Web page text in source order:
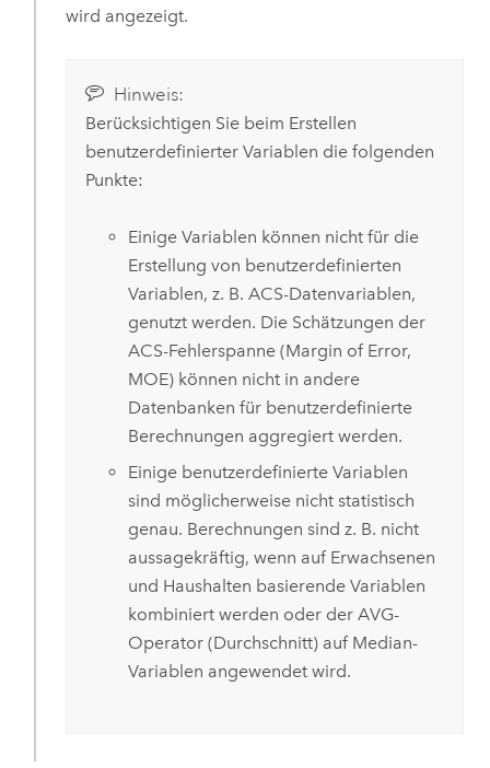
wird angezeigt.
Hinweis:
Berücksichtigen Sie beim Erstellen
benutzerdefinierter Variablen die folgenden
Punkte:
Einige Variablen können nicht für die
Erstellung von benutzerdefinierten
Variablen, z. B. ACS-Datenvariablen,
genutzt werden. Die Schätzungen der
ACS-Fehlerspanne (Margin of Error,
MOE) können nicht in andere
Datenbanken für benutzerdefinierte
Berechnungen aggregiert werden.
Einige benutzerdefinierte Variablen
sind möglicherweise nicht statistisch
genau. Berechnungen sind z. B. nicht
aussagekräftig, wenn auf Erwachsenen
und Haushalten basierende Variablen
kombiniert werden oder der AVG-
Operator (Durchschnitt) auf Median-
Variablen angewendet wird.